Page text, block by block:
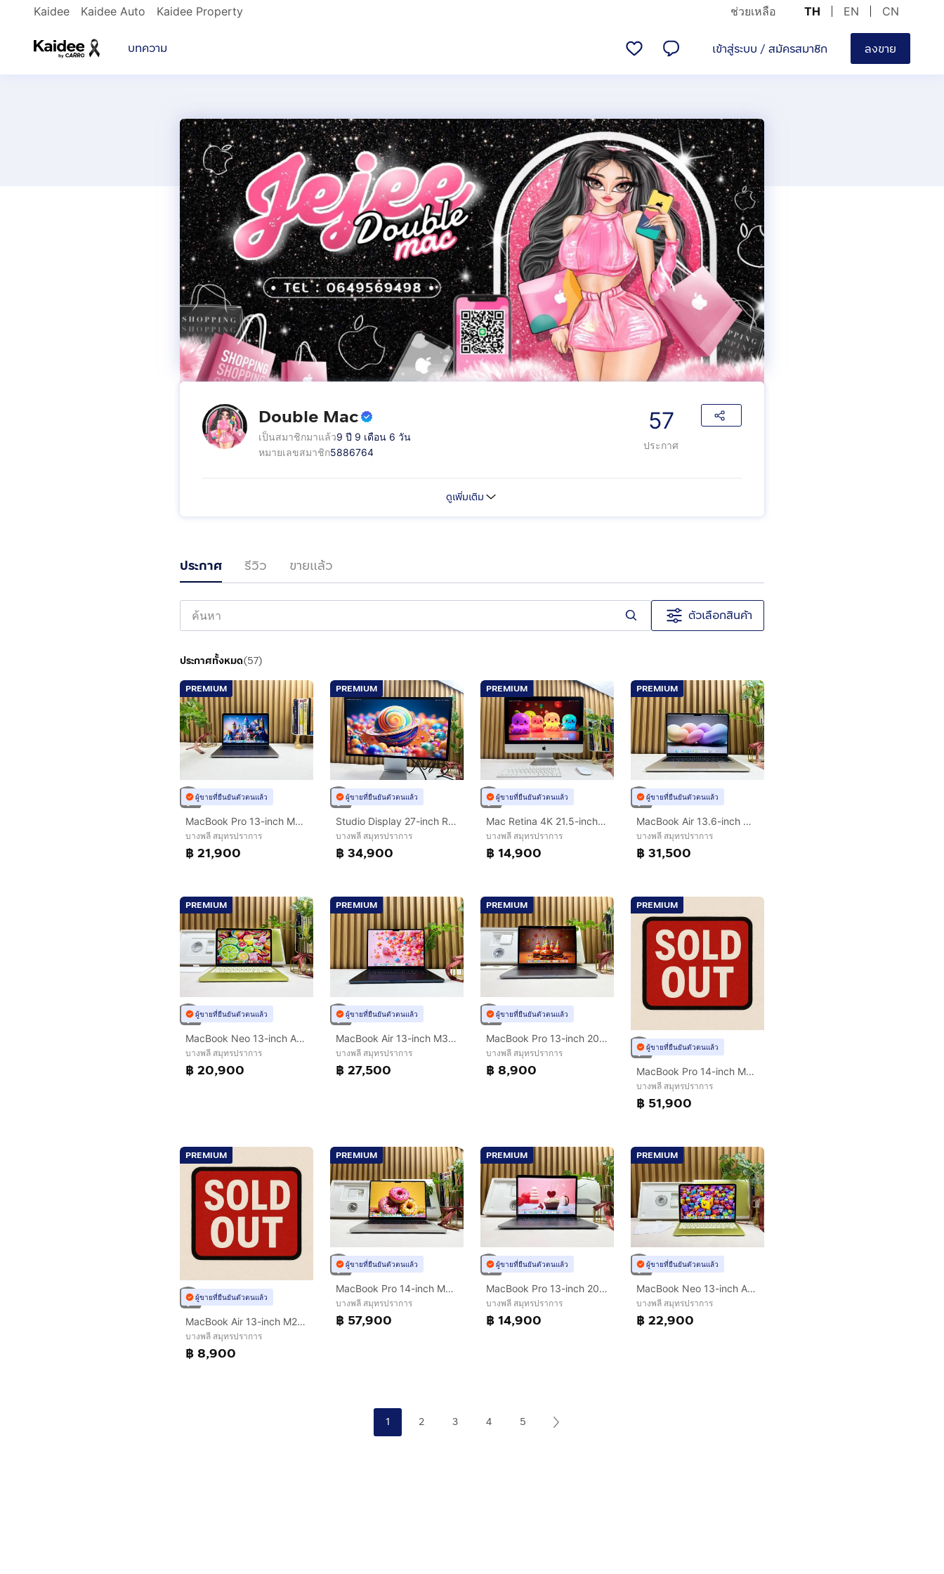
Kaidee Kaidee Auto Kaidee Property ช่วยเหลือ TH EN CN
บทความ เข้าสู่ระบบ / สมัครสมาชิก ลงขาย
Double Mac
เป็นสมาชิกมาแล้ว9 ปี 9 เดือน 6 วัน
หมายเลขสมาชิก5886764
57
ประกาศ
https://www.facebook.com/ByMactrue2
ไม่มี
ดูเพิ่มเติม
ประกาศ รีวิว ขายแล้ว
ตัวเลือกสินค้า
ประกาศทั้งหมด(57)
PREMIUM
ผู้ขายที่ยืนยันตัวตนแล้ว
MacBook Pro 13-inch M2 2022 Ram8GB SSD512GB Space Gray
บางพลี สมุทรปราการ
฿ 21,900
PREMIUM
ผู้ขายที่ยืนยันตัวตนแล้ว
Studio Display 27-inch Retina 5K Standard Glass
บางพลี สมุทรปราการ
฿ 34,900
PREMIUM
ผู้ขายที่ยืนยันตัวตนแล้ว
Mac Retina 4K 21.5-inch 2019 Ram 16 GB SSD 1 TB Silver
บางพลี สมุทรปราการ
฿ 14,900
PREMIUM
ผู้ขายที่ยืนยันตัวตนแล้ว
MacBook Air 13.6-inch M4 2025 Ram16GB SSD256GB Starlight
บางพลี สมุทรปราการ
฿ 31,500
PREMIUM
ผู้ขายที่ยืนยันตัวตนแล้ว
MacBook Neo 13-inch A18 Pro Ram8GB SSD256GB Silver Apple Care 21march2027
บางพลี สมุทรปราการ
฿ 20,900
PREMIUM
ผู้ขายที่ยืนยันตัวตนแล้ว
MacBook Air 13-inch M3 2024 Ram8GB SSD512GB Midnight
บางพลี สมุทรปราการ
฿ 27,500
PREMIUM
ผู้ขายที่ยืนยันตัวตนแล้ว
MacBook Pro 13-inch 2016 Four Thunderbolt 3Ports Ram8GB SSD256GB SpaceGray
บางพลี สมุทรปราการ
฿ 8,900
PREMIUM
ผู้ขายที่ยืนยันตัวตนแล้ว
MacBook Pro 14-inch M5 Ram16GB SSD512GB SpaceBlack Apple Care 16 April 2027
บางพลี สมุทรปราการ
฿ 51,900
PREMIUM
ผู้ขายที่ยืนยันตัวตนแล้ว
MacBook Air 13-inch M2 2022 Ram16GB SSD256GB Midnight Apple Care 1 September 2026
บางพลี สมุทรปราการ
฿ 8,900
PREMIUM
ผู้ขายที่ยืนยันตัวตนแล้ว
MacBook Pro 14-inch M4 Pro 2024 Ram24GB SSD512GB
บางพลี สมุทรปราการ
฿ 57,900
PREMIUM
ผู้ขายที่ยืนยันตัวตนแล้ว
MacBook Pro 13-inch 2020 Four Thunderbolt 3 Ports Ram16GB SSD512GB Space Gray
บางพลี สมุทรปราการ
฿ 14,900
PREMIUM
ผู้ขายที่ยืนยันตัวตนแล้ว
MacBook Neo 13-inch A18 Pro Ram8GB SSD512 Citrus
บางพลี สมุทรปราการ
฿ 22,900
1 2 3 4 5